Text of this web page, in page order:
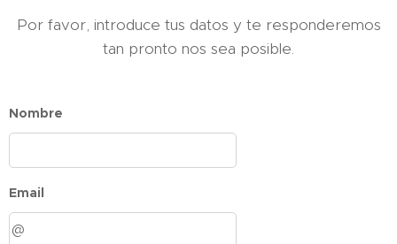
Por favor, introduce tus datos y te responderemos
tan pronto nos sea posible.
Nombre
Email